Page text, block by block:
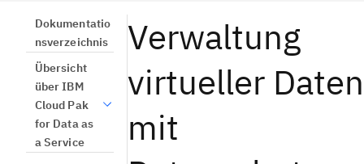
Dokumentatio
nsverzeichnis
Übersicht
über IBM
Cloud Pak
for Data as
a Service
Verwaltung
virtueller Daten
mit